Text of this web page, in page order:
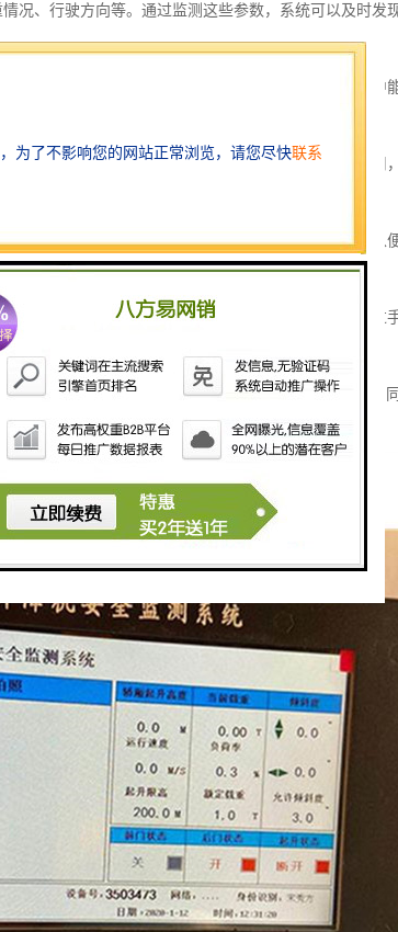
况、行驶方向等。通过监测这些参数，系统可以及时发
统可以监测这些装置的状态，确保升降机在运行过程中
以根据这些环境参数，判断是否适合进行升降机的使用
据，包括运行时间、载重情况等，并进行数据分析，以
现对升降机的远程监控和管理。工地管理人员可以通过
和管理效率，减少事故的发生，保障工人的生命安全。